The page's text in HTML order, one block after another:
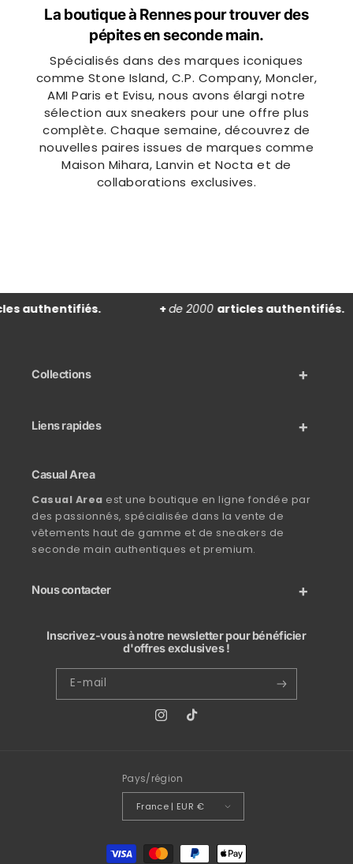
La boutique à Rennespour trouver des
pépites en seconde main.
Spécialisés dans des marques iconiques
comme Stone Island, C.P. Company, Moncler,
AMI Paris et Evisu, nous avons élargi notre
sélection aux sneakers pour une offre plus
complète. Chaque semaine, découvrez de
nouvelles paires issues de marques comme
Maison Mihara, Lanvin et Nocta et de
collaborations exclusives.
authentifiés. de 2000articles authentifiés.
Collections
Liens rapides
Casual Area
Casual Area est une boutique en ligne fondée par
des passionnés, spécialisée dans la vente de
vêtements haut de gamme et de sneakers de
seconde main authentiques et premium.
Nous contacter
Inscrivez-vous à notre newsletter pour bénéficier
d'offres exclusives !
E-mail
Instagram
TikTok
Pays/région
France | EUR €